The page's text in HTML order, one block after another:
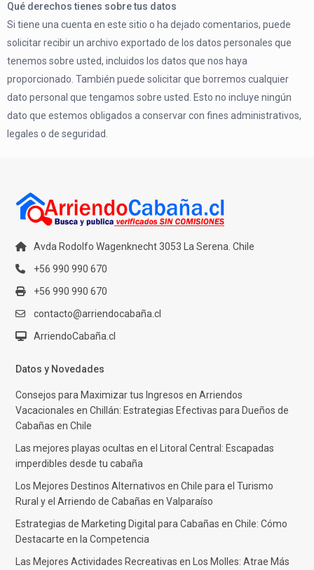
Qué derechos tienes sobre tus datos
Si tiene una cuenta en este sitio o ha dejado comentarios, puede
solicitar recibir un archivo exportado de los datos personales que
tenemos sobre usted, incluidos los datos que nos haya
proporcionado. También puede solicitar que borremos cualquier
dato personal que tengamos sobre usted. Esto no incluye ningún
dato que estemos obligados a conservar con fines administrativos,
legales o de seguridad.
Avda Rodolfo Wagenknecht 3053 La Serena. Chile
+56 990 990 670
+56 990 990 670
contacto@arriendocabaña.cl
ArriendoCabaña.cl
Datos y Novedades
Consejos para Maximizar tus Ingresos en Arriendos
Vacacionales en Chillán: Estrategias Efectivas para Dueños de
Cabañas en Chile
Las mejores playas ocultas en el Litoral Central: Escapadas
imperdibles desde tu cabaña
Los Mejores Destinos Alternativos en Chile para el Turismo
Rural y el Arriendo de Cabañas en Valparaíso
Estrategias de Marketing Digital para Cabañas en Chile: Cómo
Destacarte en la Competencia
Las Mejores Actividades Recreativas en Los Molles: Atrae Más